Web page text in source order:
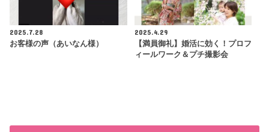
2025.7.28
お客様の声（あいなん様）
2025.4.29
【満員御礼】婚活に効く！プロフ
ィールワーク＆プチ撮影会